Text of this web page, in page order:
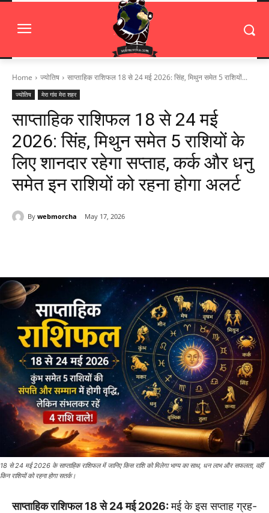
Home ज्योतिष साप्ताहिक राशिफल 18 से 24 मई 2026: सिंह, मिथुन समेत 5 राशियों...
ज्योतिष मेरा गांव मेरा शहर
साप्ताहिक राशिफल 18 से 24 मई
2026: सिंह, मिथुन समेत 5 राशियों के
लिए शानदार रहेगा सप्ताह, कर्क और धनु
समेत इन राशियों को रहना होगा अलर्ट
By webmorcha May 17, 2026
18 से 24 मई 2026 के साप्ताहिक राशिफल में जानिए किस राशि को मिलेगा भाग्य का साथ, धन लाभ और सफलता, वहीं
किन राशियों को रहना होगा सतर्क।
साप्ताहिक राशिफल 18 से 24 मई 2026:मई के इस सप्ताह ग्रह-